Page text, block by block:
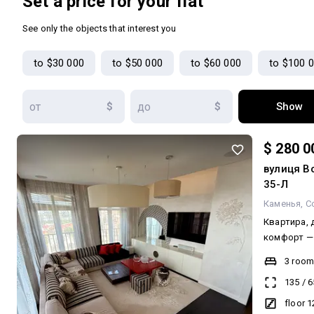
велика
дверей
цінує
матеріалів
Німеччини та
придбати 2
паркінгу
See only the objects that interest you
to $30 000 to $50 000 to $60 000 to $100
$ $ Show
$ 280
вулиця
35-Л
Каменья
Квартира,
комфорт —
Уявіть
Де ранок
3
135 /
floor